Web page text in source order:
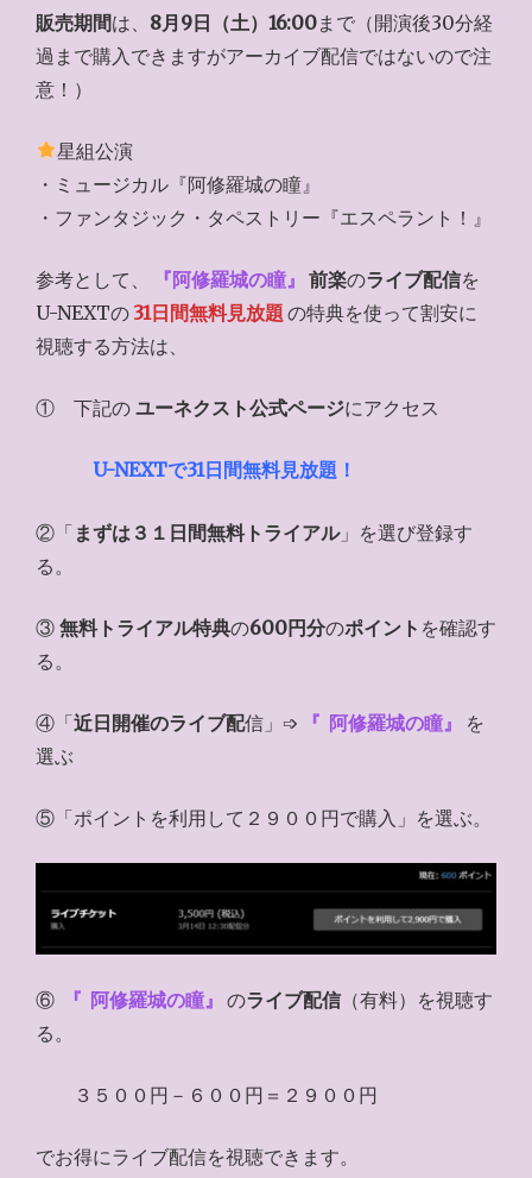
販売期間は、 8月9日（土）16:00まで（開演後30分経
過まで購入できますがアーカイブ配信ではないので注
意！）
星組公演
・ミュージカル『阿修羅城の瞳』
・ファンタジック・タペストリー『エスペラント！』
参考として、 『阿修羅城の瞳』 前楽のライブ配信を
U-NEXTの 31日間無料見放題 の特典を使って割安に
視聴する方法は、
① 下記の ユーネクスト公式ページにアクセス
U-NEXTで31日間無料見放題！
②「 まずは３１日間無料トライアル」を選び登録す
る。
③ 無料トライアル特典の600円分のポイント を確認す
る。
④「近日開催のライブ配信」➩ 『 阿修羅城の瞳』
を
選ぶ
⑤「ポイントを利用して２９００円で購入」を選ぶ。
⑥ 『 阿修羅城の瞳』 のライブ配信（有料）を視聴す
る。
３５００円－６００円＝２９００円
でお得にライブ配信を視聴できます。